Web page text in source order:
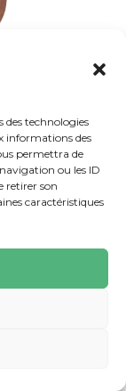
des technologies
informations des
permettra de
ou les ID
retirer son
caractéristiques